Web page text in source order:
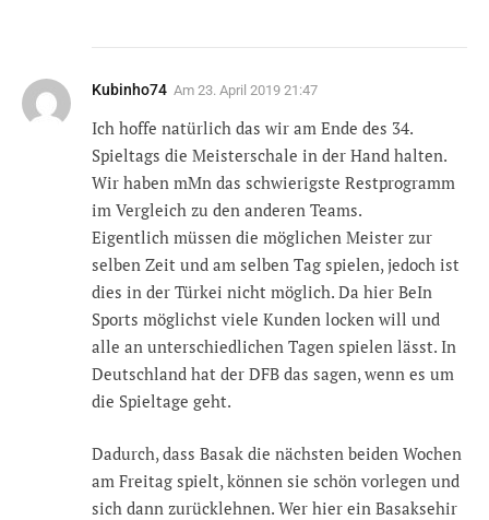
Kubinho74 Am 23. April 2019 21:47
Ich hoffe natürlich das wir am Ende des 34.
Spieltags die Meisterschale in der Hand halten.
Wir haben mMn das schwierigste Restprogramm
im Vergleich zu den anderen Teams.
Eigentlich müssen die möglichen Meister zur
selben Zeit und am selben Tag spielen, jedoch ist
dies in der Türkei nicht möglich. Da hier BeIn
Sports möglichst viele Kunden locken will und
alle an unterschiedlichen Tagen spielen lässt. In
Deutschland hat der DFB das sagen, wenn es um
die Spieltage geht.
Dadurch, dass Basak die nächsten beiden Wochen
am Freitag spielt, können sie schön vorlegen und
sich dann zurücklehnen. Wer hier ein Basaksehir